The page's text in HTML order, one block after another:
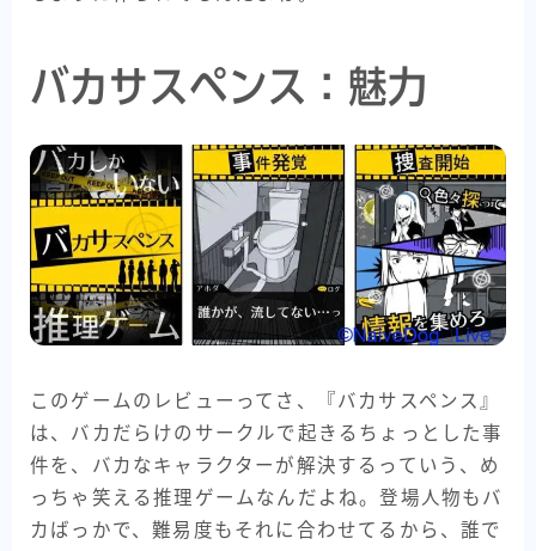
バカサスペンス：魅力
このゲームのレビューってさ、『バカサスペンス』
は、バカだらけのサークルで起きるちょっとした事
件を、バカなキャラクターが解決するっていう、め
っちゃ笑える推理ゲームなんだよね。登場人物もバ
カばっかで、難易度もそれに合わせてるから、誰で